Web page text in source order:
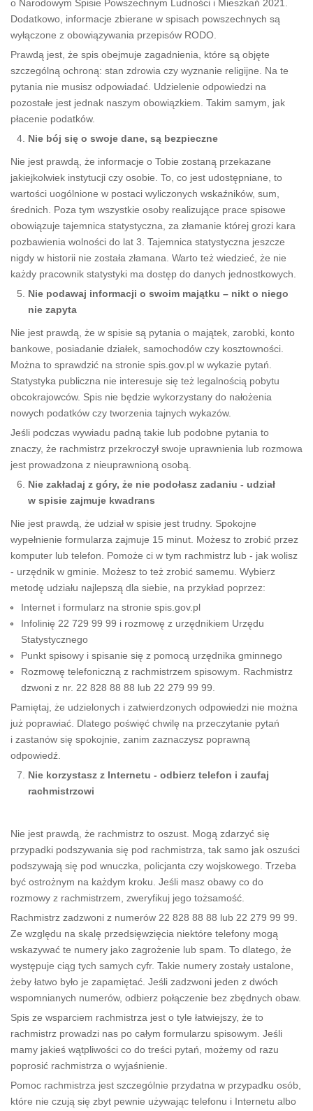
o Narodowym Spisie Powszechnym Ludności i Mieszkań 2021.
Dodatkowo, informacje zbierane w spisach powszechnych są
wyłączone z obowiązywania przepisów RODO.
Prawdą jest, że spis obejmuje zagadnienia, które są objęte
szczególną ochroną: stan zdrowia czy wyznanie religijne. Na te
pytania nie musisz odpowiadać. Udzielenie odpowiedzi na
pozostałe jest jednak naszym obowiązkiem. Takim samym, jak
płacenie podatków.
Nie bój się o swoje dane, są bezpieczne
Nie jest prawdą, że informacje o Tobie zostaną przekazane
jakiejkolwiek instytucji czy osobie. To, co jest udostępniane, to
wartości uogólnione w postaci wyliczonych wskaźników, sum,
średnich. Poza tym wszystkie osoby realizujące prace spisowe
obowiązuje tajemnica statystyczna, za złamanie której grozi kara
pozbawienia wolności do lat 3. Tajemnica statystyczna jeszcze
nigdy w historii nie została złamana. Warto też wiedzieć, że nie
każdy pracownik statystyki ma dostęp do danych jednostkowych.
Nie podawaj informacji o swoim majątku – nikt o niego
nie zapyta
Nie jest prawdą, że w spisie są pytania o majątek, zarobki, konto
bankowe, posiadanie działek, samochodów czy kosztowności.
Można to sprawdzić na stronie spis.gov.pl w wykazie pytań.
Statystyka publiczna nie interesuje się też legalnością pobytu
obcokrajowców. Spis nie będzie wykorzystany do nałożenia
nowych podatków czy tworzenia tajnych wykazów.
Jeśli podczas wywiadu padną takie lub podobne pytania to
znaczy, że rachmistrz przekroczył swoje uprawnienia lub rozmowa
jest prowadzona z nieuprawnioną osobą.
Nie zakładaj z góry, że nie podołasz zadaniu - udział
w spisie zajmuje kwadrans
Nie jest prawdą, że udział w spisie jest trudny. Spokojne
wypełnienie formularza zajmuje 15 minut. Możesz to zrobić przez
komputer lub telefon. Pomoże ci w tym rachmistrz lub - jak wolisz
- urzędnik w gminie. Możesz to też zrobić samemu. Wybierz
metodę udziału najlepszą dla siebie, na przykład poprzez:
Internet i formularz na stronie spis.gov.pl
Infolinię 22 729 99 99 i rozmowę z urzędnikiem Urzędu
Statystycznego
Punkt spisowy i spisanie się z pomocą urzędnika gminnego
Rozmowę telefoniczną z rachmistrzem spisowym. Rachmistrz
dzwoni z nr. 22 828 88 88 lub 22 279 99 99.
Pamiętaj, że udzielonych i zatwierdzonych odpowiedzi nie można
już poprawiać. Dlatego poświęć chwilę na przeczytanie pytań
i zastanów się spokojnie, zanim zaznaczysz poprawną
odpowiedź.
Nie korzystasz z Internetu - odbierz telefon i zaufaj
rachmistrzowi
Nie jest prawdą, że rachmistrz to oszust. Mogą zdarzyć się
przypadki podszywania się pod rachmistrza, tak samo jak oszuści
podszywają się pod wnuczka, policjanta czy wojskowego. Trzeba
być ostrożnym na każdym kroku. Jeśli masz obawy co do
rozmowy z rachmistrzem, zweryfikuj jego tożsamość.
Rachmistrz zadzwoni z numerów 22 828 88 88 lub 22 279 99 99.
Ze względu na skalę przedsięwzięcia niektóre telefony mogą
wskazywać te numery jako zagrożenie lub spam. To dlatego, że
występuje ciąg tych samych cyfr. Takie numery zostały ustalone,
żeby łatwo było je zapamiętać. Jeśli zadzwoni jeden z dwóch
wspomnianych numerów, odbierz połączenie bez zbędnych obaw.
Spis ze wsparciem rachmistrza jest o tyle łatwiejszy, że to
rachmistrz prowadzi nas po całym formularzu spisowym. Jeśli
mamy jakieś wątpliwości co do treści pytań, możemy od razu
poprosić rachmistrza o wyjaśnienie.
Pomoc rachmistrza jest szczególnie przydatna w przypadku osób,
które nie czują się zbyt pewnie używając telefonu i Internetu albo